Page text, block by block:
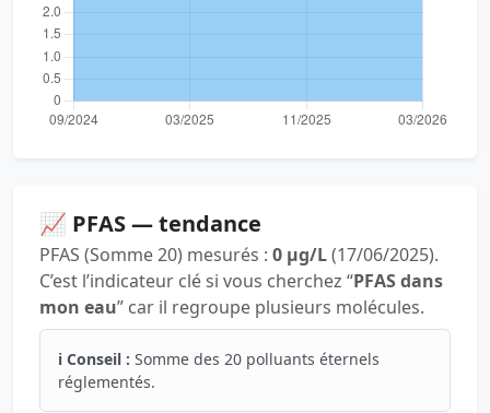
📈 PFAS — tendance
PFAS (Somme 20) mesurés : 0 µg/L(17/06/2025).
C’est l’indicateur clé si vous cherchez “PFAS dans
mon eau” car il regroupe plusieurs molécules.
ℹ️ Conseil : Somme des 20 polluants éternels
réglementés.